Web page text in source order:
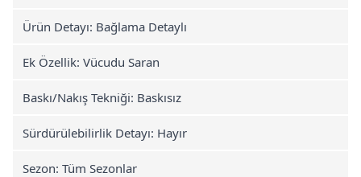
Ürün Detayı: Bağlama Detaylı
Ek Özellik: Vücudu Saran
Baskı/Nakış Tekniği: Baskısız
Sürdürülebilirlik Detayı: Hayır
Sezon: Tüm Sezonlar